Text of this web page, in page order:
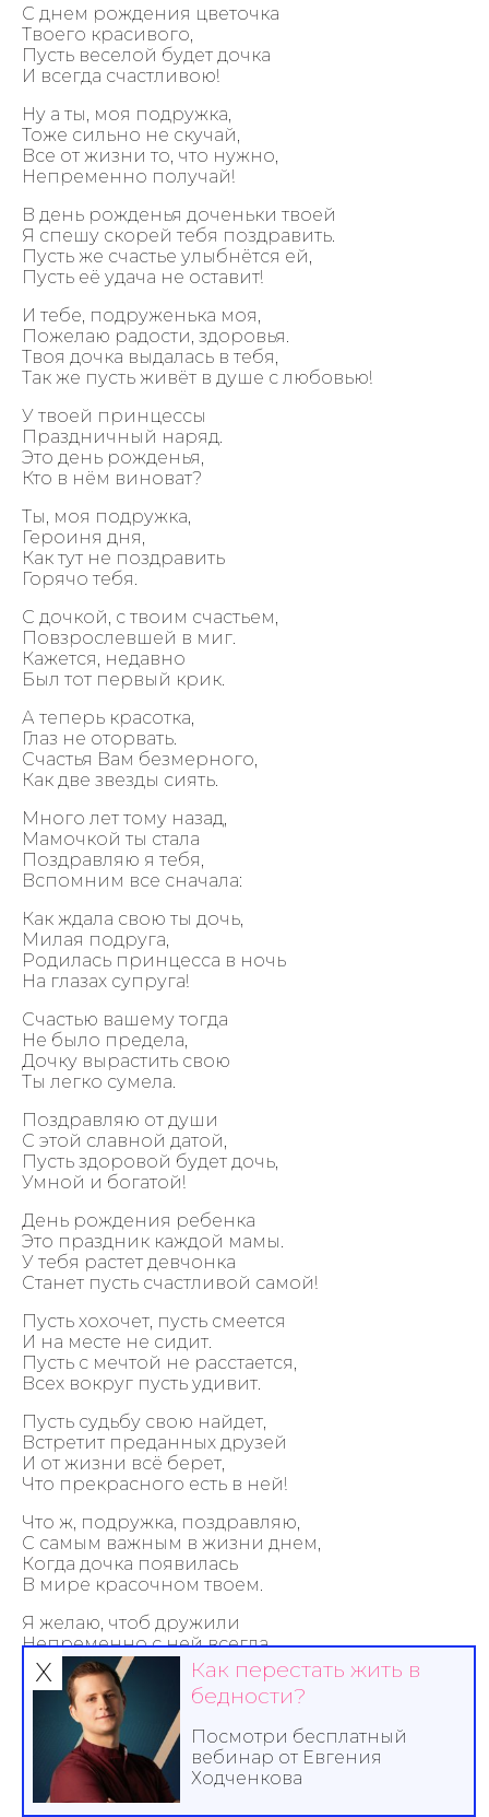
С днем рождения цветочка
Твоего красивого,
Пусть веселой будет дочка
И всегда счастливою!
Ну а ты, моя подружка,
Тоже сильно не скучай,
Все от жизни то, что нужно,
Непременно получай!
В день рожденья доченьки твоей
Я спешу скорей тебя поздравить.
Пусть же счастье улыбнётся ей,
Пусть её удача не оставит!
И тебе, подруженька моя,
Пожелаю радости, здоровья.
Твоя дочка выдалась в тебя,
Так же пусть живёт в душе с любовью!
У твоей принцессы
Праздничный наряд.
Это день рожденья,
Кто в нём виноват?
Ты, моя подружка,
Героиня дня,
Как тут не поздравить
Горячо тебя.
С дочкой, с твоим счастьем,
Повзрослевшей в миг.
Кажется, недавно
Был тот первый крик.
А теперь красотка,
Глаз не оторвать.
Счастья Вам безмерного,
Как две звезды сиять.
Много лет тому назад,
Мамочкой ты стала
Поздравляю я тебя,
Вспомним все сначала:
Как ждала свою ты дочь,
Милая подруга,
Родилась принцесса в ночь
На глазах супруга!
Счастью вашему тогда
Не было предела,
Дочку вырастить свою
Ты легко сумела.
Поздравляю от души
С этой славной датой,
Пусть здоровой будет дочь,
Умной и богатой!
День рождения ребенка
Это праздник каждой мамы.
У тебя растет девчонка
Станет пусть счастливой самой!
Пусть хохочет, пусть смеется
И на месте не сидит.
Пусть с мечтой не расстается,
Всех вокруг пусть удивит.
Пусть судьбу свою найдет,
Встретит преданных друзей
И от жизни всё берет,
Что прекрасного есть в ней!
Что ж, подружка, поздравляю,
С самым важным в жизни днем,
Когда дочка появилась
В мире красочном твоем.
Я желаю, чтоб дружили
Непременно с ней всегда,
Чтоб забыла рядом с дочкой,
Что бегут твои года.
Чтоб была счастливой детка,
Чтоб гордилась ею ты.
Чтоб сбывались ваши с нею
Все заветные мечты.
х
Как перестать жить в
бедности?
Посмотри бесплатный
вебинар от Евгения
Ходченкова